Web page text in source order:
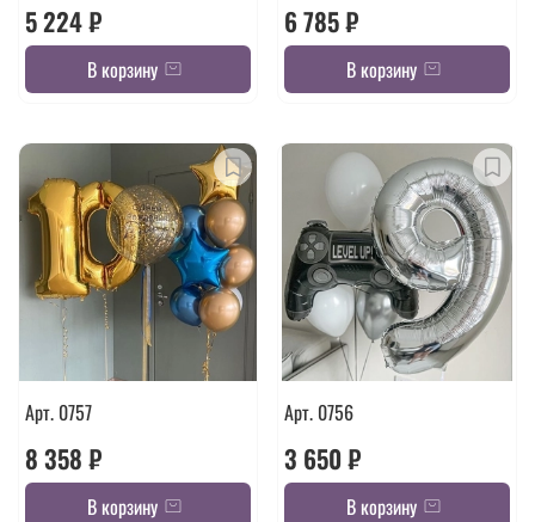
5 224 ₽
В корзину
6 785 ₽
В корзину
Арт. 0757
8 358 ₽
В корзину
Арт. 0756
3 650 ₽
В корзину